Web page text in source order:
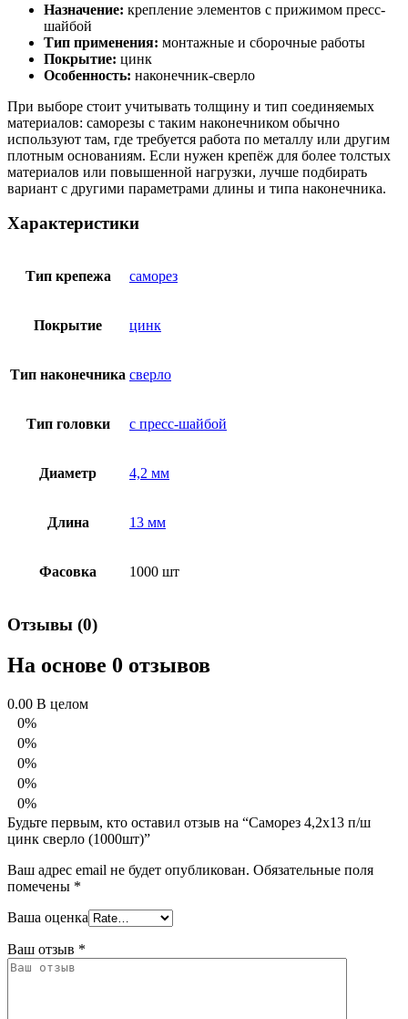
Назначение: крепление элементов с прижимом пресс-
шайбой
Тип применения: монтажные и сборочные работы
Покрытие: цинк
Особенность: наконечник-сверло
При выборе стоит учитывать толщину и тип соединяемых
материалов: саморезы с таким наконечником обычно
используют там, где требуется работа по металлу или другим
плотным основаниям. Если нужен крепёж для более толстых
материалов или повышенной нагрузки, лучше подбирать
вариант с другими параметрами длины и типа наконечника.
Характеристики
Тип крепежа саморез
Покрытие цинк
Тип наконечника сверло
Тип головки с пресс-шайбой
Диаметр 4,2 мм
Длина 13 мм
Фасовка 1000 шт
Отзывы (0)
На основе 0 отзывов
0.00 В целом
0%
0%
0%
0%
0%
Будьте первым, кто оставил отзыв на “Саморез 4,2х13 п/ш
цинк сверло (1000шт)”
Ваш адрес email не будет опубликован. Обязательные поля
помечены *
Ваша оценка
Ваш отзыв *